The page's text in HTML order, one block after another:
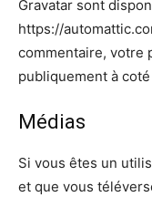
Gravatar sont
https://
commentaire, votre
publiquement à
Médias
Si vous êtes un
et que vous